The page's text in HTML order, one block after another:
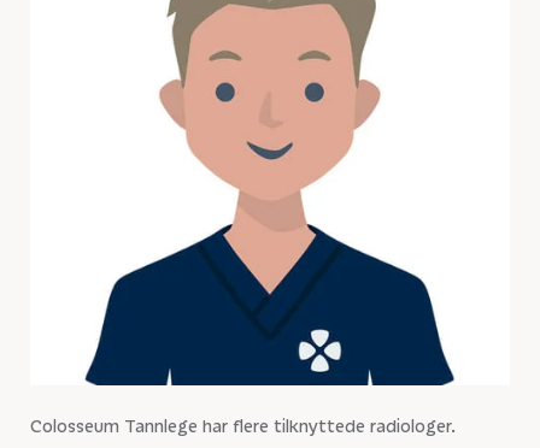
Colosseum Tannlege har flere tilknyttede radiologer.